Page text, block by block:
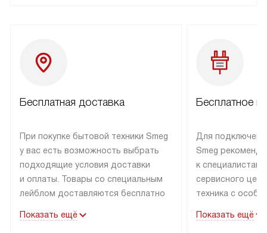
Бесплатная доставка
При покупке бытовой техники Smeg
у вас есть возможность выбрать
подходящие условия доставки
и оплаты. Товары со специальным
лейблом доставляются бесплатно
до подъезда. Доставка за пределы
Показать ещё
Бесплатное
Для
Smeg
к специалистам
сервисного
техника с
коммуникациям.
Показать ещё